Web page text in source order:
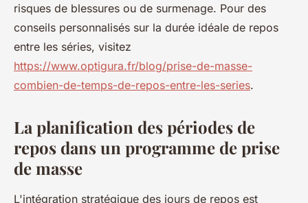
risques de blessures ou de surmenage. Pour des
conseils personnalisés sur la durée idéale de repos
entre les séries, visitez
https://www.optigura.fr/blog/prise-de-masse-
combien-de-temps-de-repos-entre-les-series.
La planification des périodes de
repos dans un programme de prise
de masse
L'intégration stratégique des jours de repos est